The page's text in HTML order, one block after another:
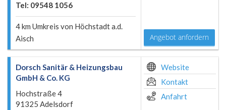
Tel: 09548 1056
4 km Umkreis von Höchstadt a.d.
Aisch
Angebot anfordern
Dorsch Sanitär & Heizungsbau
GmbH & Co. KG
Hochstraße 4
91325 Adelsdorf
Website
Kontakt
Anfahrt